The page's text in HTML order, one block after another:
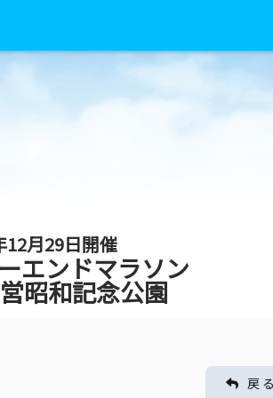
12月29日開催
エンドマラソン
昭和記念公園
戻